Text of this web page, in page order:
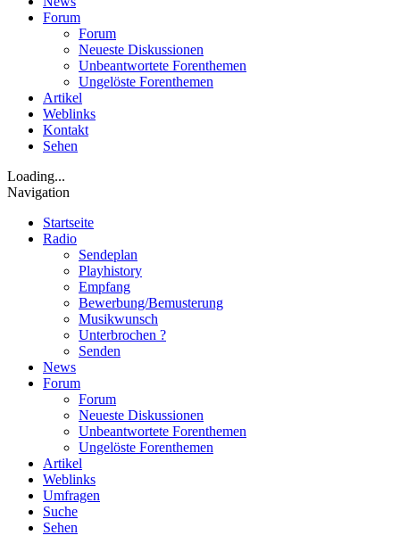
Forum
Forum
Neueste Diskussionen
Unbeantwortete Forenthemen
Ungelöste Forenthemen
Artikel
Weblinks
Kontakt
Sehen
Loading...
Navigation
Startseite
Radio
Sendeplan
Playhistory
Empfang
Bewerbung/Bemusterung
Musikwunsch
Unterbrochen ?
Senden
News
Forum
Forum
Neueste Diskussionen
Unbeantwortete Forenthemen
Ungelöste Forenthemen
Artikel
Weblinks
Umfragen
Suche
Sehen